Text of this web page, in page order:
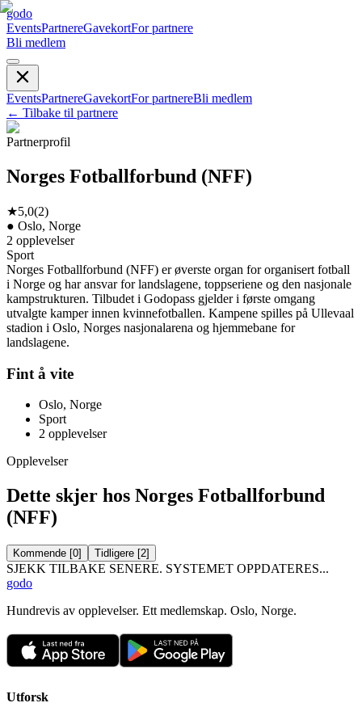
godo
EventsPartnereGavekortFor partnere
Bli medlem
EventsPartnereGavekortFor partnereBli medlem
← Tilbake til partnere
Partnerprofil
Norges Fotballforbund (NFF)
★5,0(2)
● Oslo, Norge
2 opplevelser
Sport
Norges Fotballforbund (NFF) er øverste organ for organisert fotball
i Norge og har ansvar for landslagene, toppseriene og den nasjonale
kampstrukturen. Tilbudet i Godopass gjelder i første omgang
utvalgte kamper innen kvinnefotballen. Kampene spilles på Ullevaal
stadion i Oslo, Norges nasjonalarena og hjemmebane for
landslagene.
Fint å vite
Oslo, Norge
Sport
2 opplevelser
Opplevelser
Dette skjer hos Norges Fotballforbund
(NFF)
Kommende [0] Tidligere [2]
SJEKK TILBAKE SENERE. SYSTEMET OPPDATERES...
godo
Hundrevis av opplevelser. Ett medlemskap. Oslo, Norge.
Utforsk